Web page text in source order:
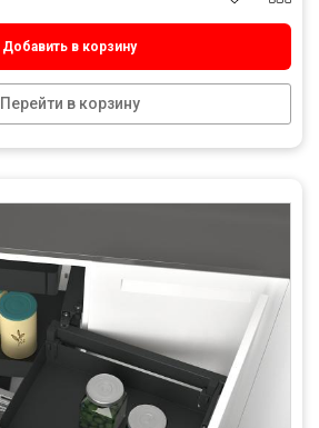
Добавить в корзину
Перейти в корзину